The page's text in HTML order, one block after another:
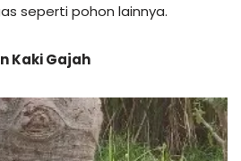
seperti pohon lainnya.
Kaki Gajah